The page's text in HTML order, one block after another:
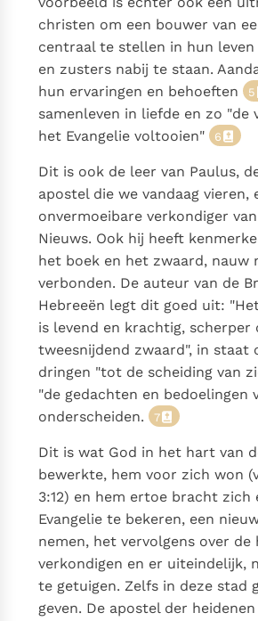
christen om een bouwer van
centraal te stellen in hun
en zusters nabij te staan.
hun ervaringen en behoeften
5
samenleven in liefde en zo "de
het Evangelie voltooien"
6
Dit is ook de leer van Paulus,
apostel die we vandaag vieren,
onvermoeibare verkondiger
Nieuws. Ook hij heeft
het boek en het zwaard, nauw
verbonden. De auteur van de
Hebreeën legt dit goed uit:
is levend en krachtig, scherper
tweesnijdend zwaard", in staat
dringen "tot de scheiding van
"de gedachten en bedoelingen
onderscheiden.
7
Dit is wat God in het hart van
bewerkte, hem voor zich won
3:12) en hem ertoe bracht
Evangelie te bekeren, een
nemen, het vervolgens over
verkondigen en er uiteindelijk,
te getuigen. Zelfs in deze stad
geven. De apostel der